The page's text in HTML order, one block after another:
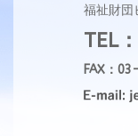
福祉財団
TEL
FAX：